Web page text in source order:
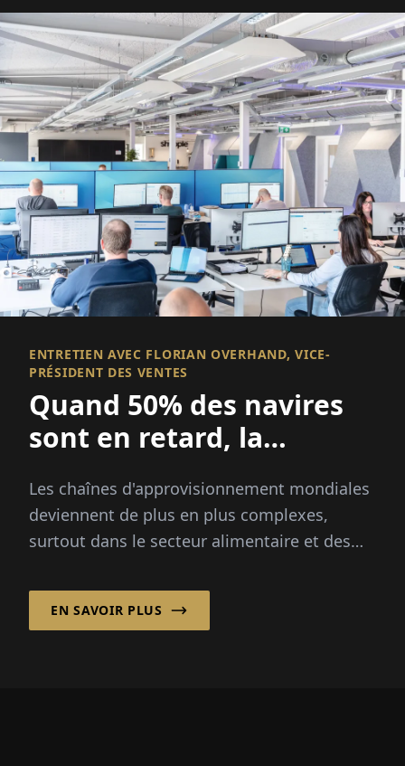
ENTRETIEN AVEC FLORIAN OVERHAND, VICE-
PRÉSIDENT DES VENTES
Quand 50% des navires
sont en retard, la
essentielle
Les chaînes d'approvisionnement mondiales
deviennent de plus en plus complexes,
surtout dans le secteur alimentaire et des
et la fiabilité sont critiques...
EN SAVOIR PLUS